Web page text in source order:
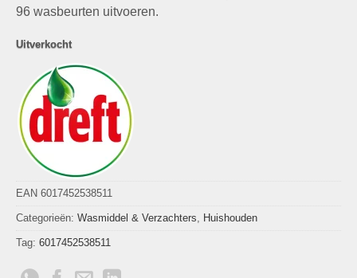
96 wasbeurten uitvoeren.
Uitverkocht
EAN 6017452538511
Categorieën: Wasmiddel & Verzachters Huishouden
Tag: 6017452538511